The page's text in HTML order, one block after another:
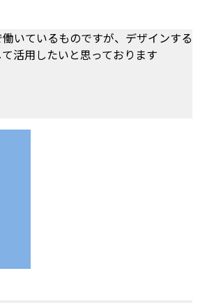
いているものですが、デザインする
活用したいと思っております